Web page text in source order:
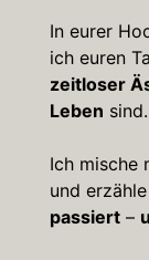
In eurer
ich euren
zeitloser
Leben sind.
Ich mische
und
passiert–